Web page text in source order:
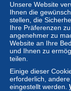
Unsere Website
Ihnen die
stellen, die
Ihre Präferenzen
angenehmer zu
Website an Ihre
und Ihnen zu
teilen.
Einige dieser
erforderlich,
eingestellt werden.